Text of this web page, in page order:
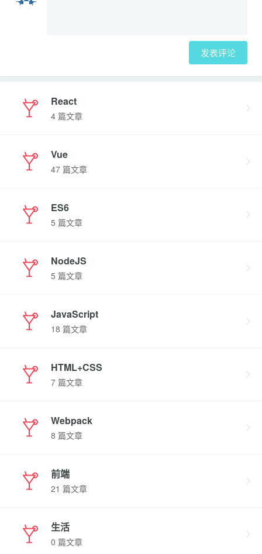
发表评论
React
4 篇文章
Vue
47 篇文章
ES6
5 篇文章
NodeJS
5 篇文章
JavaScript
18 篇文章
HTML+CSS
7 篇文章
Webpack
8 篇文章
前端
21 篇文章
生活
0 篇文章